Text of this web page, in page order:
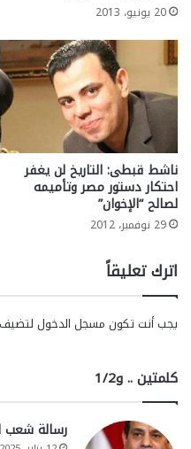
20 يونيو، 2013
ناشط قبطى: التاريخ لن يغفر
احتكار دستور مصر وتأميمه
لصالح “الإخوان”
29 نوفمبر، 2012
اترك تعليقاً
يجب أنت تكون مسجل الدخول
كلمتين .. و1/2
رسالة شعب